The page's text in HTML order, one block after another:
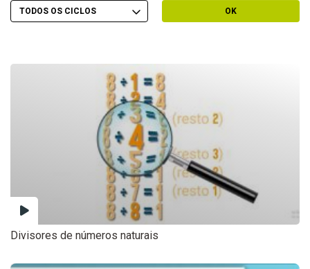
Filtrar por Ciclo
Escolher Ciclo OK
Divisores de números naturais